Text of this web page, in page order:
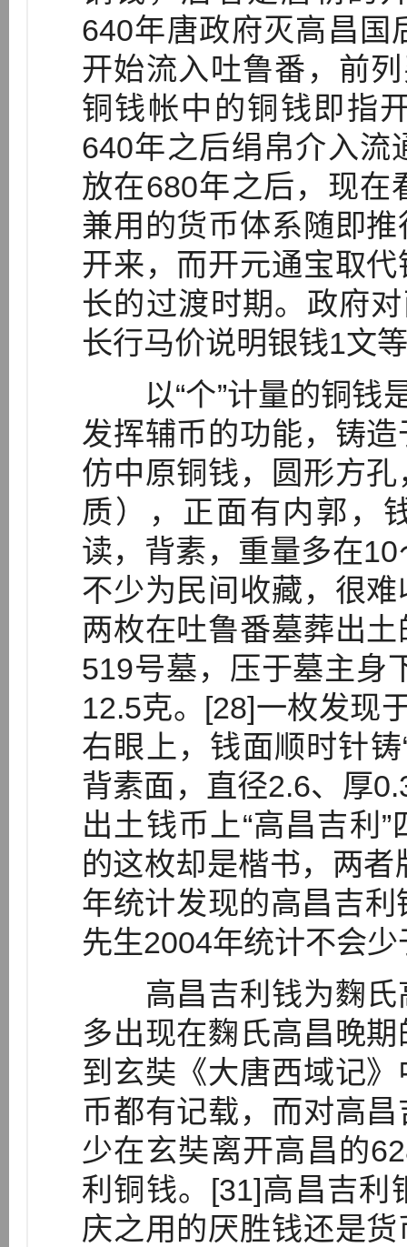
640年唐政府灭高昌国
开始流入吐鲁番，前
铜钱帐中的铜钱即指
640年之后绢帛介入流
放在680年之后，现在
兼用的货币体系随即
开来，而开元通宝取
长的过渡时期。政府
长行马价说明银钱1文
以“个”计量的铜钱是
发挥辅币的功能，铸
仿中原铜钱，圆形方
质），正面有内郭，
读，背素，重量多在
不少为民间收藏，很
两枚在吐鲁番墓葬出
519号墓，压于墓主身
12.5克。[28]一枚发现
右眼上，钱面顺时针
背素面，直径2.6、厚
出土钱币上“高昌吉利
的这枚却是楷书，两
年统计发现的高昌吉
先生2004年统计不会
高昌吉利钱为麴氏
多出现在麴氏高昌晚
到玄奘《大唐西域记
币都有记载，而对高
少在玄奘离开高昌的
利铜钱。[31]高昌吉利
庆之用的厌胜钱还是